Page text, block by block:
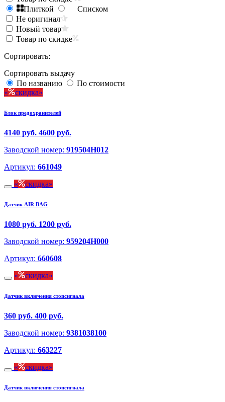
Плиткой
Списком
Не оригинал
Новый товар
Товар по скидке
Сортировать:
Сортировать выдачу
По названию
По стоимости
скидка
Блок предохранителей
4140 руб. 4600 руб.
Заводской номер: 919504H012
Артикул: 661049
скидка
Датчик AIR BAG
1080 руб. 1200 руб.
Заводской номер: 959204H000
Артикул: 660608
скидка
Датчик включения стопсигнала
360 руб. 400 руб.
Заводской номер: 9381038100
Артикул: 663227
скидка
Датчик включения стопсигнала